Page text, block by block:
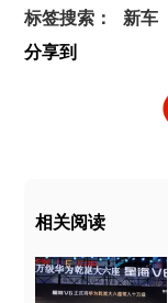
标签搜索： 新车
分享到
相关阅读